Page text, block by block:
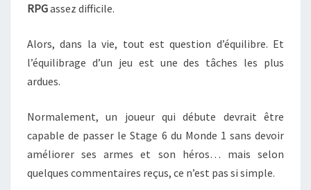
RPGassez difficile.
Alors, dans la vie, tout est question d’équilibre. Et
l’équilibrage d’un jeu est une des tâches les plus
ardues.
Normalement, un joueur qui débute devrait être
capable de passer le Stage 6 du Monde 1 sans devoir
améliorer ses armes et son héros… mais selon
quelques commentaires reçus, ce n’est pas si simple.